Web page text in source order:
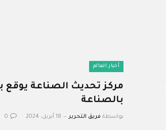
أخبار العالم
مركز تحديث الصناعة يوقع
بالصناعة
بواسطة فريق التحرير 18 أبريل، 2024 0